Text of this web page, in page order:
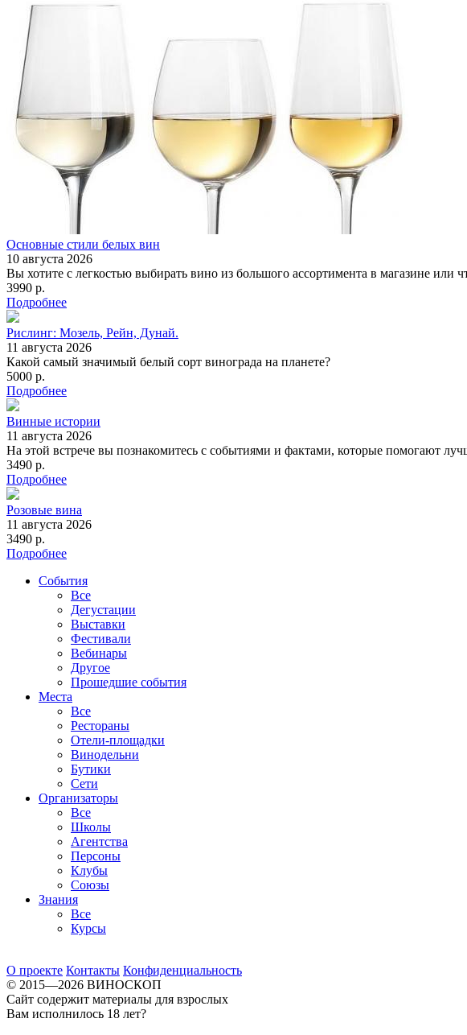
Основные стили белых вин
10 августа 2026
Вы хотите с легкостью выбирать вино из большого ассортимента в магазине или
3990 р.
Подробнее
Рислинг: Мозель, Рейн, Дунай.
11 августа 2026
Какой самый значимый белый сорт винограда на планете?
5000 р.
Подробнее
Винные истории
11 августа 2026
На этой встрече вы познакомитесь с событиями и фактами, которые помогают
3490 р.
Подробнее
Розовые вина
11 августа 2026
3490 р.
Подробнее
События
Все
Дегустации
Выставки
Фестивали
Вебинары
Другое
Прошедшие события
Места
Все
Рестораны
Отели-площадки
Винодельни
Бутики
Сети
Организаторы
Все
Школы
Агентства
Персоны
Клубы
Союзы
Знания
Все
Курсы
О проекте Контакты Конфиденциальность
© 2015—2026 ВИНОСКОП
Сайт содержит материалы для взрослых
Вам исполнилось 18 лет?